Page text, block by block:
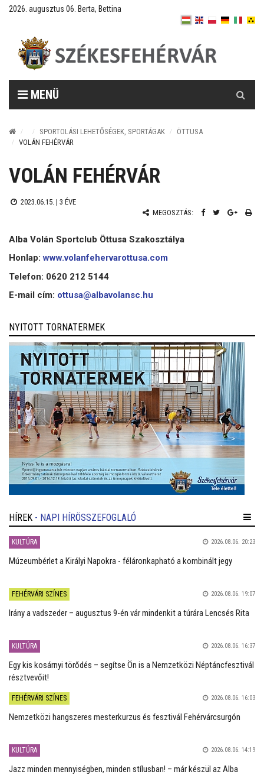
2026. augusztus 06. Berta, Bettina
MENÜ
SPORTOLÁSI LEHETŐSÉGEK, SPORTÁGAK
ÖTTUSA
VOLÁN FEHÉRVÁR
VOLÁN FEHÉRVÁR
2023.06.15. | 3 ÉVE
MEGOSZTÁS:
Alba Volán Sportclub Öttusa Szakosztálya
Honlap:www.volanfehervarottusa.com
Telefon: 0620 212 5144
E-mail cím: ottusa@albavolansc.hu
NYITOTT TORNATERMEK
HÍREK - NAPI HÍRÖSSZEFOGLALÓ
KULTÚRA 2026.08.06. 20:23
Múzeumbérlet a Királyi Napokra - féláronkapható a kombinált jegy
FEHÉRVÁRI SZÍNES 2026.08.06. 19:07
Irány a vadszeder – augusztus 9-én vár mindenkit a túrára Lencsés Rita
KULTÚRA 2026.08.06. 16:37
Egy kis kosárnyi törődés – segítse Ön is a Nemzetközi Néptáncfesztivál
résztvevőit!
FEHÉRVÁRI SZÍNES 2026.08.06. 16:03
Nemzetközi hangszeres mesterkurzus és fesztivál Fehérvárcsurgón
KULTÚRA 2026.08.06. 14:19
Jazz minden mennyiségben, minden stílusban! – már készül az Alba